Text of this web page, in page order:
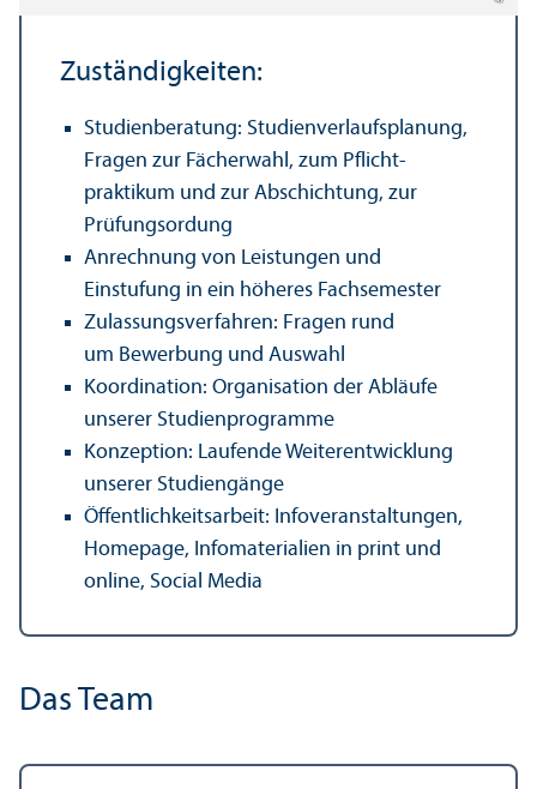
Zuständigkeiten:
Studien­beratung: Studien­verlaufs­planung,
Fragen zur Fächerwahl, zum Pflicht­
praktikum und zur Abschichtung, zur
Prüfungs­ordung
Anrechnung von Leistungen und
Einstufung in ein höheres Fach­semester
Zulassungs­verfahren: Fragen rund
um Bewerbung und Auswahl
Koordination: Organisation der Abläufe
unserer Studien­programme
Konzeption: Laufende Weiter­entwicklung
unserer Studien­gänge
Öffentlichkeits­arbeit: Info­veranstaltungen,
Homepage, Infomaterialien in print und
online, Social Media
Das Team